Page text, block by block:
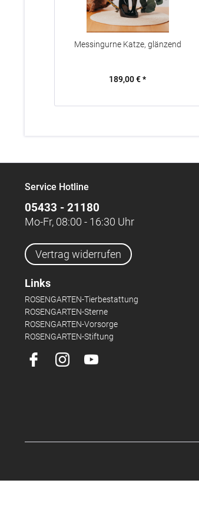
Messingurne Katze, glänzend
189,00 € *
Service Hotline
05433 - 21180
Mo-Fr, 08:00 - 16:30 Uhr
Vertrag widerrufen
Links
ROSENGARTEN-Tierbestattung
ROSENGARTEN-Sterne
ROSENGARTEN-Vorsorge
ROSENGARTEN-Stiftung